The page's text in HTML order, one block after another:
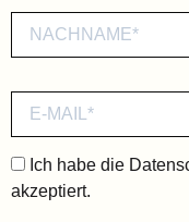
Ich habe die
akzeptiert.